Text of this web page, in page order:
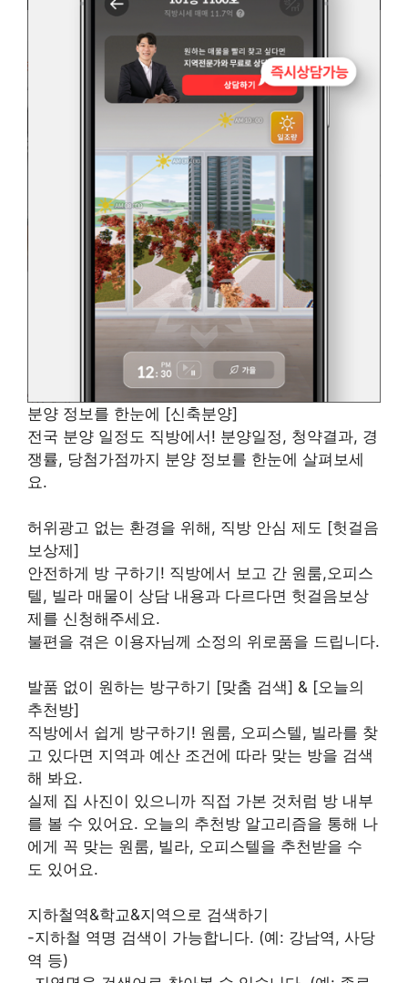
분양 정보를 한눈에 [신축분양]
전국 분양 일정도 직방에서! 분양일정, 청약결과, 경
쟁률, 당첨가점까지 분양 정보를 한눈에 살펴보세
요.
허위광고 없는 환경을 위해, 직방 안심 제도 [헛걸음
보상제]
안전하게 방 구하기! 직방에서 보고 간 원룸,오피스
텔, 빌라 매물이 상담 내용과 다르다면 헛걸음보상
제를 신청해주세요.
불편을 겪은 이용자님께 소정의 위로품을 드립니다.
발품 없이 원하는 방구하기 [맞춤 검색] & [오늘의
추천방]
직방에서 쉽게 방구하기! 원룸, 오피스텔, 빌라를 찾
고 있다면 지역과 예산 조건에 따라 맞는 방을 검색
해 봐요.
실제 집 사진이 있으니까 직접 가본 것처럼 방 내부
를 볼 수 있어요. 오늘의 추천방 알고리즘을 통해 나
에게 꼭 맞는 원룸, 빌라, 오피스텔을 추천받을 수
도 있어요.
지하철역&학교&지역으로 검색하기
-지하철 역명 검색이 가능합니다. (예: 강남역, 사당
역 등)